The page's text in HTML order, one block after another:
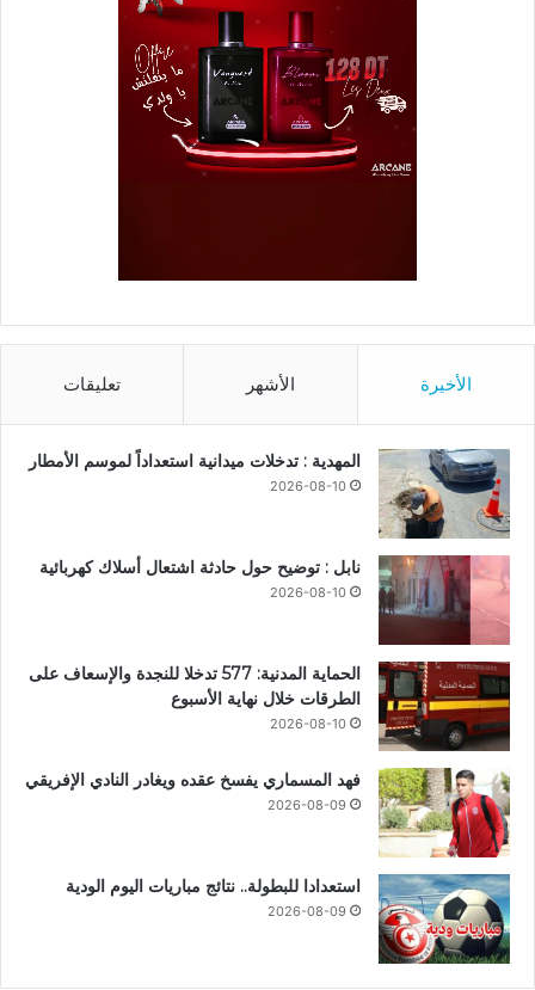
الأخيرة الأشهر تعليقات
المهدية : تدخلات ميدانية استعداداً لموسم الأمطار
2026-08-10
نابل : توضيح حول حادثة اشتعال أسلاك كهربائية
2026-08-10
الحماية المدنية: 577 تدخلا للنجدة والإسعاف على
الطرقات خلال نهاية الأسبوع
2026-08-10
فهد المسماري يفسخ عقده ويغادر النادي الإفريقي
2026-08-09
استعدادا للبطولة.. نتائج مباريات اليوم الودية
2026-08-09